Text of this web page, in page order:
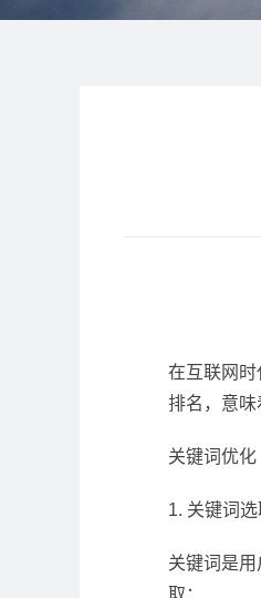
在互联网
排名，意味
关键词优化
1. 关键词选
关键词是
取：